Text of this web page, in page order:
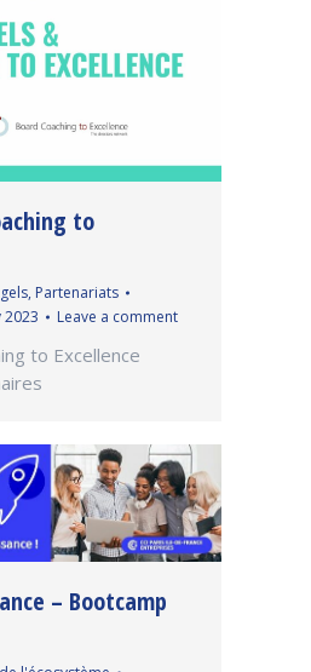
to
, Partenariats
2023 Leave a comment
to Excellence
– Bootcamp